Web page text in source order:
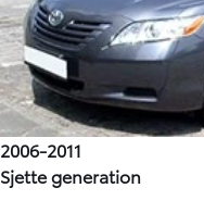
2006-2011
Sjette generation